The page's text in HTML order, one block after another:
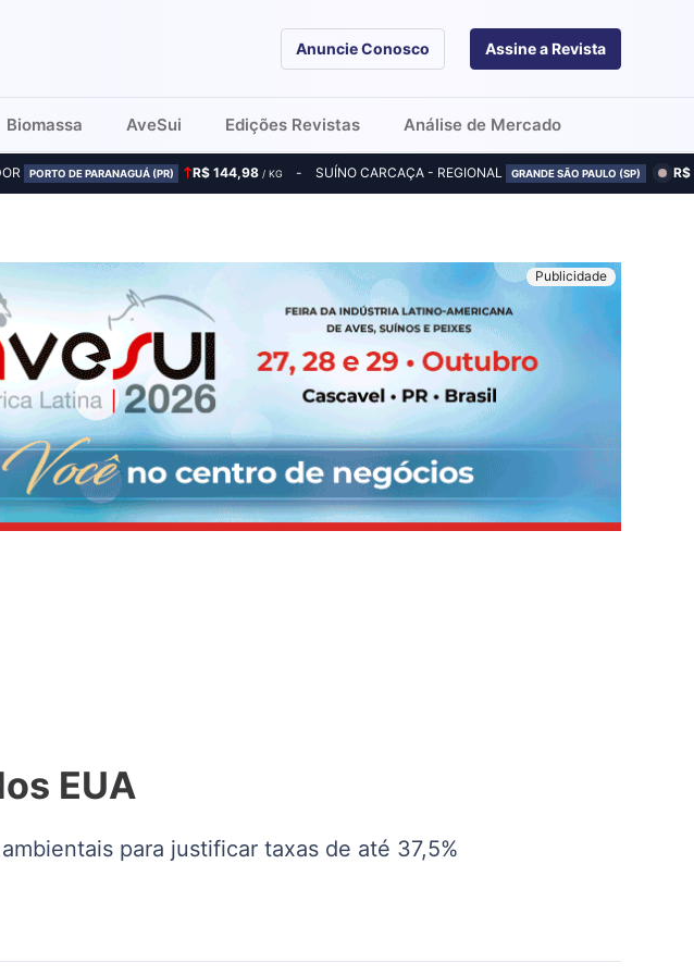
Anuncie Conosco Assine a Revista
Biomassa AveSui Edições Revistas Análise de Mercado
PORTO DE PARANAGUÁ (PR) R$ 144,98 / KG SUÍNO CARCAÇA - REGIONAL GRANDE SÃO PAULO (SP)
EUA
para justificar taxas de até 37,5%